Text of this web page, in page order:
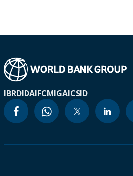
IBRDIDAIFCMIGAICSID